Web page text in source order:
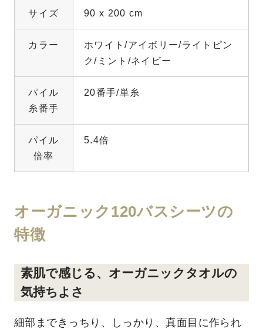
サイズ 90 x 200 cm
カラー
ホワイト/アイボリー/ライトピン
ク/ミント/ネイビー
パイル
糸番手
20番手/単糸
パイル
倍率
5.4倍
オーガニック120バスシーツの
特徴
素肌で感じる、オーガニックタオルの
気持ちよさ
細部まできっちり、しっかり、真面目に作られ